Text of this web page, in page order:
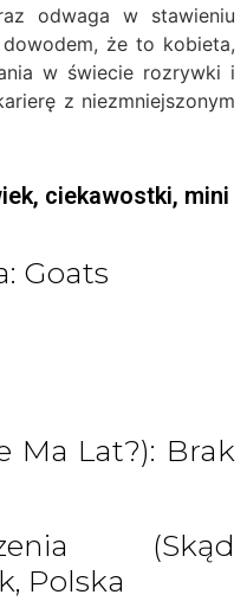
odwaga w stawieniu
że to kobieta,
w świecie rozrywki i
z niezmniejszonym
ciekawostki, mini
Goats
Ma Lat?): Brak
(skąd
Polska